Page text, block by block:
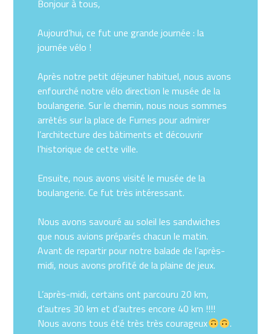
Bonjour à tous,
Aujourd’hui, ce fut une grande journée : la
journée vélo !
Après notre petit déjeuner habituel, nous avons
enfourché notre vélo direction le musée de la
boulangerie. Sur le chemin, nous nous sommes
arrêtés sur la place de Furnes pour admirer
l’architecture des bâtiments et découvrir
l’historique de cette ville.
Ensuite, nous avons visité le musée de la
boulangerie. Ce fut très intéressant.
Nous avons savouré au soleil les sandwiches
que nous avions préparés chacun le matin.
Avant de repartir pour notre balade de l’après-
midi, nous avons profité de la plaine de jeux.
L’après-midi, certains ont parcouru 20 km,
d’autres 30 km et d’autres encore 40 km !!!!
Nous avons tous été très très courageux
.